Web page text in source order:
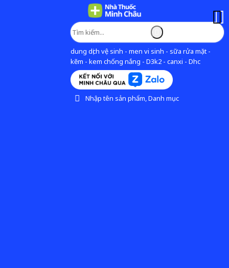
dung dịch vệ sinh - men vi sinh - sữa rửa mặt -
kẽm - kem chống nắng - D3k2 - canxi - Dhc
Nhập tên sản phẩm, Danh mục